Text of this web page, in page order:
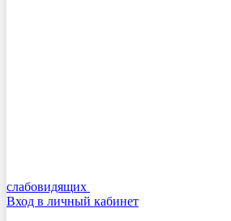
слабовидящих
Вход в личный кабинет